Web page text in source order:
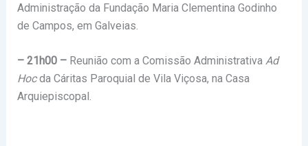
Administração da Fundação Maria Clementina Godinho
de Campos, em Galveias.
– 21h00 –Reunião com a Comissão Administrativa Ad
Hocda Cáritas Paroquial de Vila Viçosa, na Casa
Arquiepiscopal.